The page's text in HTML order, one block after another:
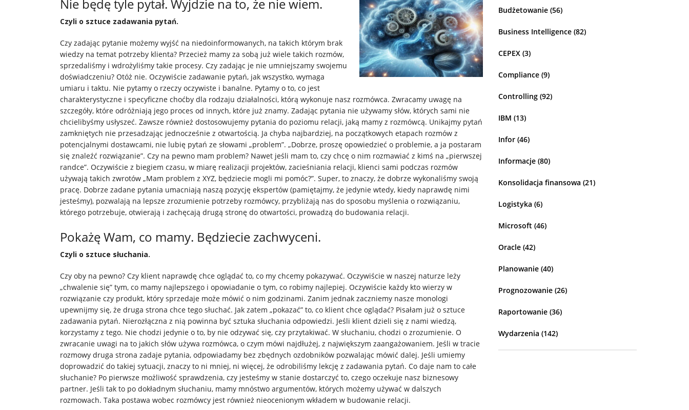
Klienci
Kariera
Kontakt
Nie będę tyle pytał. Wyjdzie na to, że nie wiem.
Czyli o sztuce zadawania pytań.
Czy zadając pytanie możemy wyjść na niedoinformowanych, na takich którym brak
wiedzy na temat potrzeby klienta? Przecież mamy za sobą już wiele takich rozmów,
sprzedaliśmy i wdrożyliśmy takie procesy. Czy zadając je nie umniejszamy swojemu
doświadczeniu? Otóż nie. Oczywiście zadawanie pytań, jak wszystko, wymaga
umiaru i taktu. Nie pytamy o rzeczy oczywiste i banalne. Pytamy o to, co jest
charakterystyczne i specyficzne choćby dla rodzaju działalności, którą wykonuje nasz rozmówca. Zwracamy uwagę na
szczegóły, które odróżniają jego proces od innych, które już znamy. Zadając pytania nie używamy słów, których sami nie
chcielibyśmy usłyszeć. Zawsze również dostosowujemy pytania do poziomu relacji, jaką mamy z rozmówcą. Unikajmy pytań
zamkniętych nie przesadzając jednocześnie z otwartością. Ja chyba najbardziej, na początkowych etapach rozmów z
potencjalnymi dostawcami, nie lubię pytań ze słowami „problem”. „Dobrze, proszę opowiedzieć o problemie, a ja postaram
się znaleźć rozwiązanie”. Czy na pewno mam problem? Nawet jeśli mam to, czy chcę o nim rozmawiać z kimś na „pierwszej
randce”. Oczywiście z biegiem czasu, w miarę realizacji projektów, zacieśniania relacji, klienci sami podczas rozmów
używają takich zwrotów „Mam problem z XYZ, będziecie mogli mi pomóc?”. Super, to znaczy, że dobrze wykonaliśmy swoją
pracę. Dobrze zadane pytania umacniają naszą pozycję ekspertów (pamiętajmy, że jedynie wtedy, kiedy naprawdę nimi
jesteśmy), pozwalają na lepsze zrozumienie potrzeby rozmówcy, przybliżają nas do sposobu myślenia o rozwiązaniu,
którego potrzebuje, otwierają i zachęcają drugą stronę do otwartości, prowadzą do budowania relacji.
Pokażę Wam, co mamy. Będziecie zachwyceni.
Czyli o sztuce słuchania.
Czy oby na pewno? Czy klient naprawdę chce oglądać to, co my chcemy pokazywać. Oczywiście w naszej naturze leży
„chwalenie się” tym, co mamy najlepszego i opowiadanie o tym, co robimy najlepiej. Oczywiście każdy kto wierzy w
rozwiązanie czy produkt, który sprzedaje może mówić o nim godzinami. Zanim jednak zaczniemy nasze monologi
upewnijmy się, że druga strona chce tego słuchać. Jak zatem „pokazać” to, co klient chce oglądać? Pisałam już o sztuce
zadawania pytań. Nierozłączna z nią powinna być sztuka słuchania odpowiedzi. Jeśli klient dzieli się z nami wiedzą,
korzystamy z tego. Nie chodzi jedynie o to, by nie odzywać się, czy przytakiwać. W słuchaniu, chodzi o zrozumienie. O
zwracanie uwagi na to jakich słów używa rozmówca, o czym mówi najdłużej, z największym zaangażowaniem. Jeśli w tracie
rozmowy druga strona zadaje pytania, odpowiadamy bez zbędnych ozdobników pozwalając mówić dalej. Jeśli umiemy
doprowadzić do takiej sytuacji, znaczy to ni mniej, ni więcej, że odrobiliśmy lekcję z zadawania pytań. Co daje nam to całe
słuchanie? Po pierwsze możliwość sprawdzenia, czy jesteśmy w stanie dostarczyć to, czego oczekuje nasz biznesowy
partner. Jeśli tak to po dokładnym słuchaniu, mamy mnóstwo argumentów, których możemy używać w dalszych
rozmowach. Taka postawa wobec rozmówcy jest również nieocenionym wkładem w budowanie relacji.
Budżetowanie (56)
Business Intelligence (82)
CEPEX (3)
Compliance (9)
Controlling (92)
IBM (13)
Infor (46)
Informacje (80)
Konsolidacja finansowa (21)
Logistyka (6)
Microsoft (46)
Oracle (42)
Planowanie (40)
Prognozowanie (26)
Raportowanie (36)
Wydarzenia (142)